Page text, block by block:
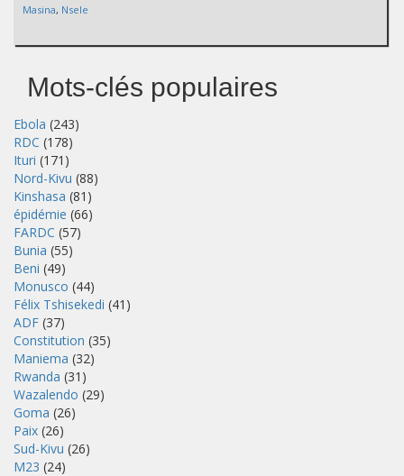
Masina, Nsele
Mots-clés populaires
Ebola (243)
RDC (178)
Ituri (171)
Nord-Kivu (88)
Kinshasa (81)
épidémie (66)
FARDC (57)
Bunia (55)
Beni (49)
Monusco (44)
Félix Tshisekedi (41)
ADF (37)
Constitution (35)
Maniema (32)
Rwanda (31)
Wazalendo (29)
Goma (26)
Paix (26)
Sud-Kivu (26)
M23 (24)